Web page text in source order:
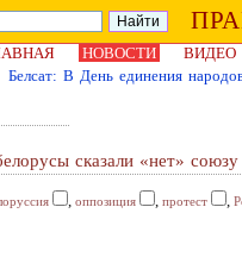
НОВОСТИ
ВИДЕО
Белсат: В День единения
сказали «нет»
, оппозиция , протест ,